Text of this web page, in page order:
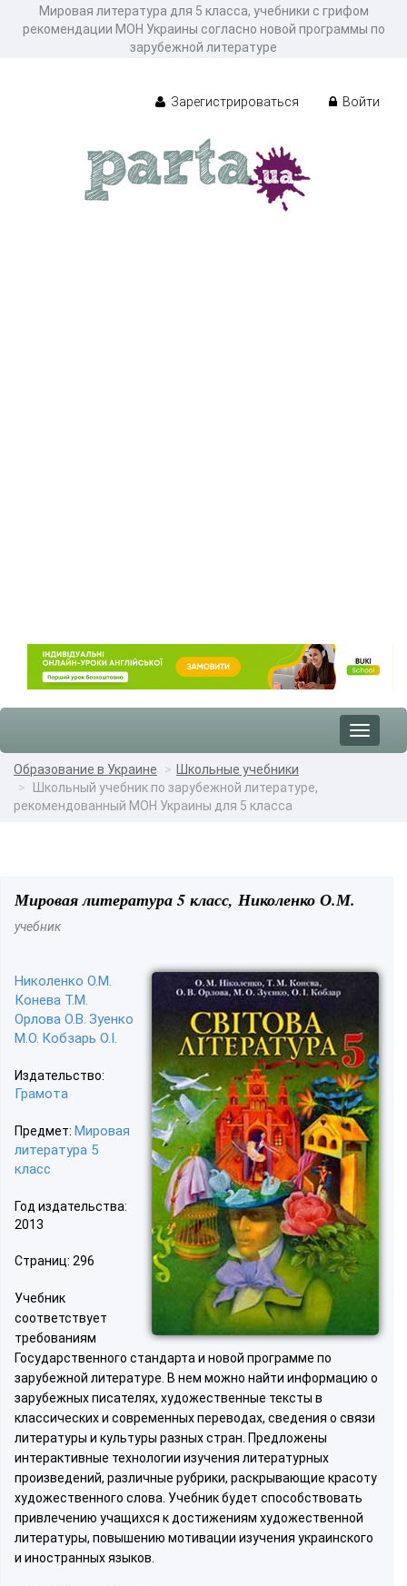
Мировая литература для 5 класса, учебники с грифом
рекомендации МОН Украины согласно новой программы по
зарубежной литературе
Зарегистрироваться Войти
Toggle
Образование в Украине
Школьные учебники
Школьный учебник по зарубежной литературе,
рекомендованный МОН Украины для 5 класса
Мировая литература 5 класс, Николенко О.М.
учебник
Николенко О.М.
Конева Т.М.
Орлова О.В. Зуенко
М.О. Кобзарь О.І.
Издательство:
Грамота
Предмет: Мировая
литература 5
класс
Год издательства:
2013
Страниц: 296
Учебник
соответствует
требованиям
Государственного стандарта и новой программе по
зарубежной литературе. В нем можно найти информацию о
зарубежных писателях, художественные тексты в
классических и современных переводах, сведения о связи
литературы и культуры разных стран. Предложены
интерактивные технологии изучения литературных
произведений, различные рубрики, раскрывающие красоту
художественного слова. Учебник будет способствовать
привлечению учащихся к достижениям художественной
литературы, повышению мотивации изучения украинского
и иностранных языков.